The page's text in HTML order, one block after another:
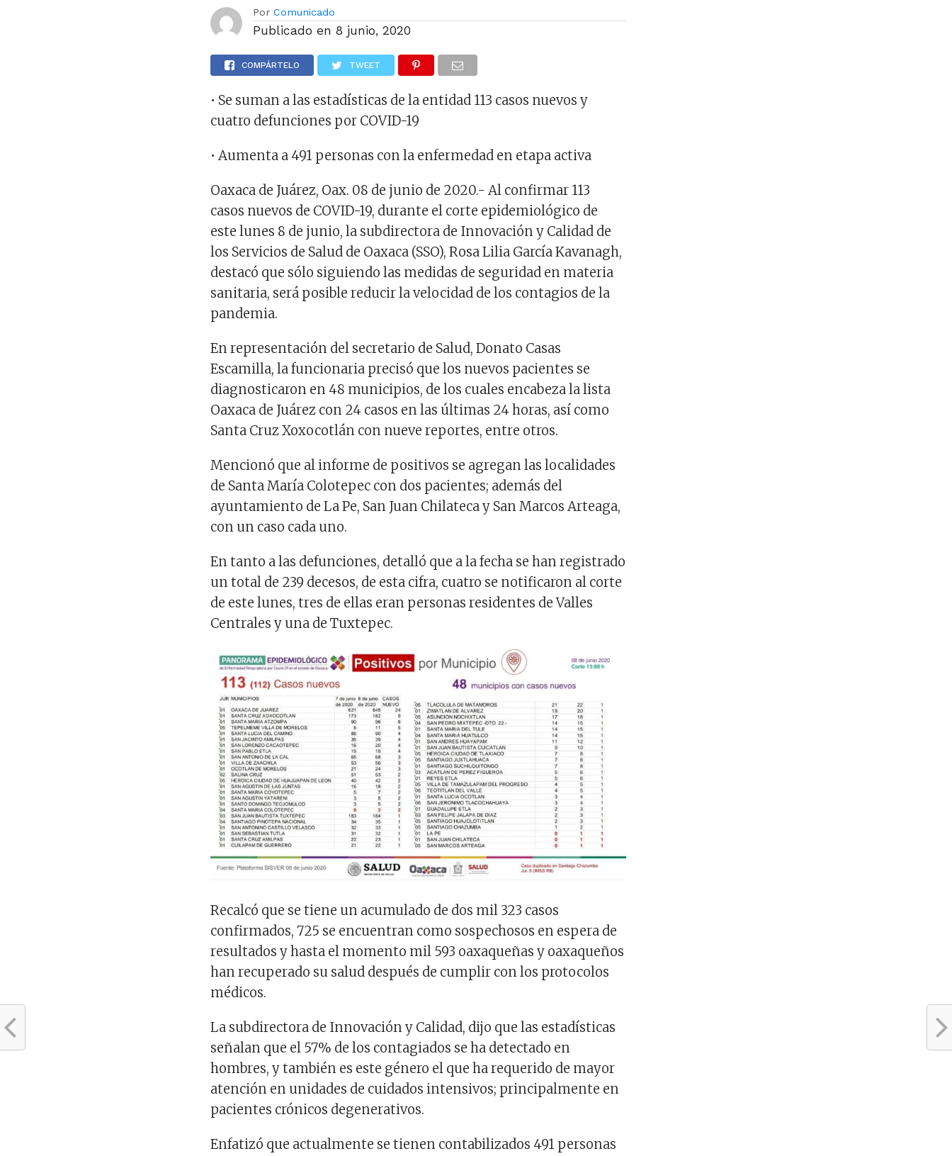
Por Comunicado
Publicado en 8 junio, 2020
COMPÁRTELO TWEET
• Se suman a las estadísticas de la entidad 113 casos nuevos y
cuatro defunciones por COVID-19
• Aumenta a 491 personas con la enfermedad en etapa activa
Oaxaca de Juárez, Oax. 08 de junio de 2020.- Al confirmar 113
casos nuevos de COVID-19, durante el corte epidemiológico de
este lunes 8 de junio, la subdirectora de Innovación y Calidad de
los Servicios de Salud de Oaxaca (SSO), Rosa Lilia García Kavanagh,
destacó que sólo siguiendo las medidas de seguridad en materia
sanitaria, será posible reducir la velocidad de los contagios de la
pandemia.
En representación del secretario de Salud, Donato Casas
Escamilla, la funcionaria precisó que los nuevos pacientes se
diagnosticaron en 48 municipios, de los cuales encabeza la lista
Oaxaca de Juárez con 24 casos en las últimas 24 horas, así como
Santa Cruz Xoxocotlán con nueve reportes, entre otros.
Mencionó que al informe de positivos se agregan las localidades
de Santa María Colotepec con dos pacientes; además del
ayuntamiento de La Pe, San Juan Chilateca y San Marcos Arteaga,
con un caso cada uno.
En tanto a las defunciones, detalló que a la fecha se han registrado
un total de 239 decesos, de esta cifra, cuatro se notificaron al corte
de este lunes, tres de ellas eran personas residentes de Valles
Centrales y una de Tuxtepec.
Recalcó que se tiene un acumulado de dos mil 323 casos
confirmados, 725 se encuentran como sospechosos en espera de
resultados y hasta el momento mil 593 oaxaqueñas y oaxaqueños
han recuperado su salud después de cumplir con los protocolos
médicos.
La subdirectora de Innovación y Calidad, dijo que las estadísticas
señalan que el 57% de los contagiados se ha detectado en
hombres, y también es este género el que ha requerido de mayor
atención en unidades de cuidados intensivos; principalmente en
pacientes crónicos degenerativos.
Enfatizó que actualmente se tienen contabilizados 491 personas